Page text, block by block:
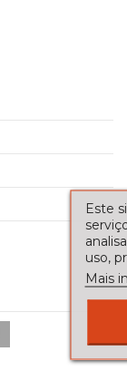
Este
uso,
Mais